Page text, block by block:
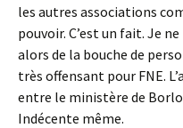
les autres associations
pouvoir. C’est un fait. Je
alors de la bouche de
très offensant pour FNE.
entre le ministère de
Indécente même.